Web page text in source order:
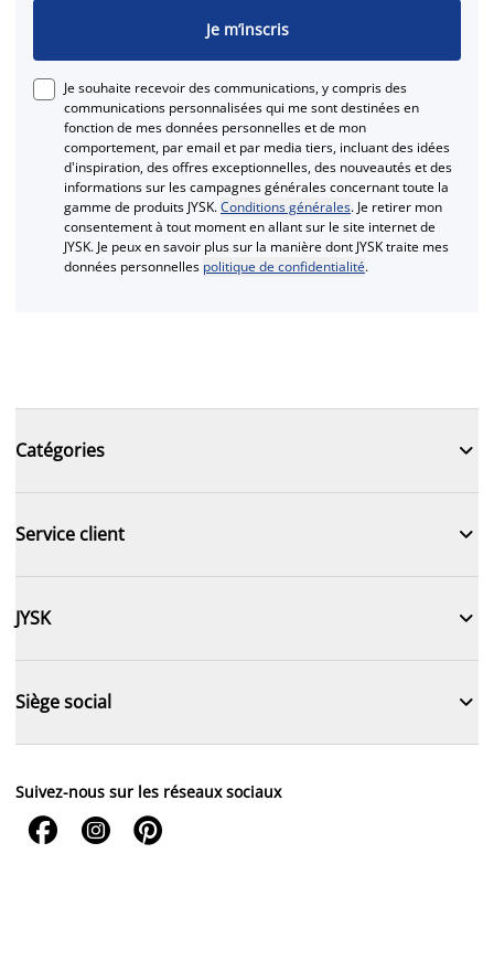
Je m’inscris
Je souhaite recevoir des communications, y compris des
communications personnalisées qui me sont destinées en
fonction de mes données personnelles et de mon
comportement, par email et par media tiers, incluant des idées
d'inspiration, des offres exceptionnelles, des nouveautés et des
informations sur les campagnes générales concernant toute la
gamme de produits JYSK.Conditions générales. Je retirer mon
consentement à tout moment en allant sur le site internet de
JYSK. Je peux en savoir plus sur la manière dont JYSK traite mes
données personnelles politique de confidentialité.
Catégories 
Service client 
JYSK 
Siège social 
Suivez-nous sur les réseaux sociaux
  